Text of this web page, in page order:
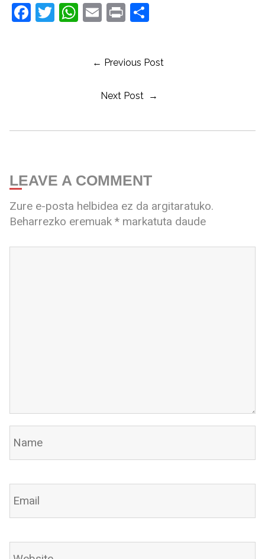
Facebook
Twitter
WhatsApp
Email
PrintShare
← Previous Post
Next Post →
LEAVE A COMMENT
Zure e-posta helbidea ez da argitaratuko.
Beharrezko eremuak *markatuta daude